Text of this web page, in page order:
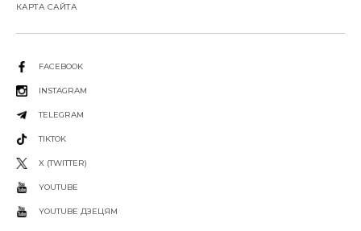
КАРТА САЙТА
FACEBOOK
INSTAGRAM
TELEGRAM
TIKTOK
X (TWITTER)
YOUTUBE
YOUTUBE ДЗЕЦЯМ